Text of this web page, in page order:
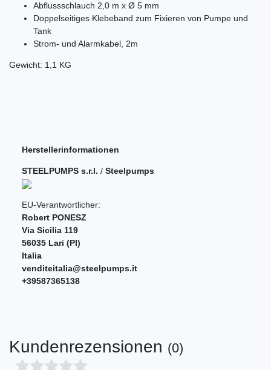
Abflussschlauch 2,0 m x Ø 5 mm
Doppelseitiges Klebeband zum Fixieren von Pumpe und
Tank
Strom- und Alarmkabel, 2m
Gewicht: 1,1 KG
Herstellerinformationen
STEELPUMPS s.r.l. / Steelpumps
EU-Verantwortlicher:
Robert PONESZ
Via Sicilia 119
56035 Lari (PI)
Italia
venditeitalia@steelpumps.it
+39587365138
Kundenrezensionen (0)